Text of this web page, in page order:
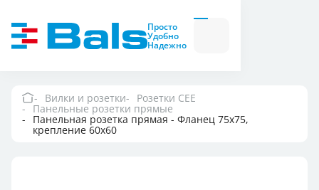
Просто
Удобно
Надежно
Вилки
и
розетки
модули
Вилки и розетки
Компания
Вилки и розетки Розетки CEE
Панельные розетки прямые
Панельная розетка прямая - Фланец 75x75,
крепление 60x60